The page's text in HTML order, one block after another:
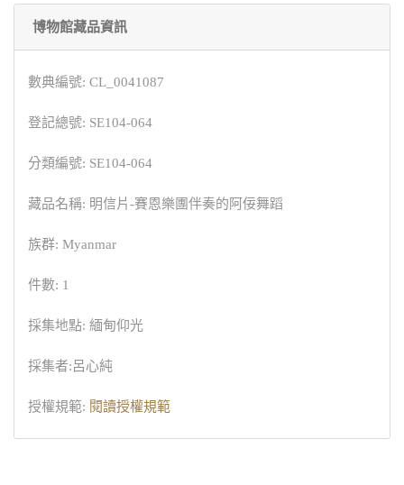
博物館藏品資訊
數典編號: CL_0041087
登記總號: SE104-064
分類編號: SE104-064
藏品名稱: 明信片-賽恩樂團伴奏的阿佞舞蹈
族群: Myanmar
件數: 1
採集地點: 緬甸仰光
採集者:呂心純
授權規範: 閱讀授權規範